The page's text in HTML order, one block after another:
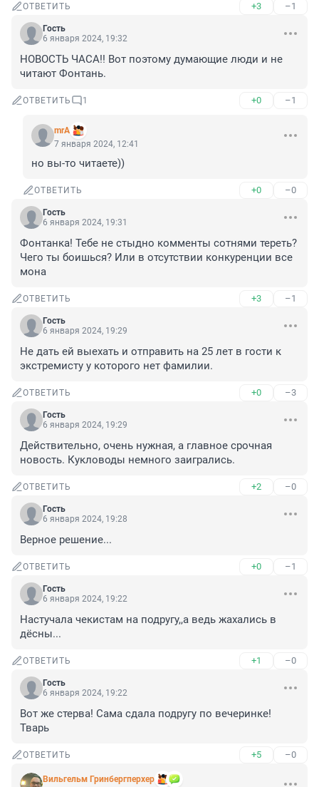
ОТВЕТИТЬ +3 –1
Гость
6 января 2024, 19:32
НОВОСТЬ ЧАСА!! Вот поэтому думающие люди и не
читают Фонтань.
ОТВЕТИТЬ 1 +0 –1
mrA
7 января 2024, 12:41
но вы-то читаете))
ОТВЕТИТЬ +0 –0
Гость
6 января 2024, 19:31
Фонтанка! Тебе не стыдно комменты сотнями тереть?
Чего ты боишься? Или в отсутствии конкуренции все
мона
ОТВЕТИТЬ +3 –1
Гость
6 января 2024, 19:29
Не дать ей выехать и отправить на 25 лет в гости к
экстремисту у которого нет фамилии.
ОТВЕТИТЬ +0 –3
Гость
6 января 2024, 19:29
Действительно, очень нужная, а главное срочная
новость. Кукловоды немного заигрались.
ОТВЕТИТЬ +2 –0
Гость
6 января 2024, 19:28
Верное решение...
ОТВЕТИТЬ +0 –1
Гость
6 января 2024, 19:22
Настучала чекистам на подругу,,а ведь жахались в
дёсны...
ОТВЕТИТЬ +1 –0
Гость
6 января 2024, 19:22
Вот же стерва! Сама сдала подругу по вечеринке!
Тварь
ОТВЕТИТЬ +5 –0
Вильгельм Гринбергперхер